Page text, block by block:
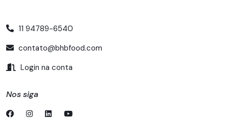
11 94789-6540
contato@bhbfood.com
Login na conta
Nos siga